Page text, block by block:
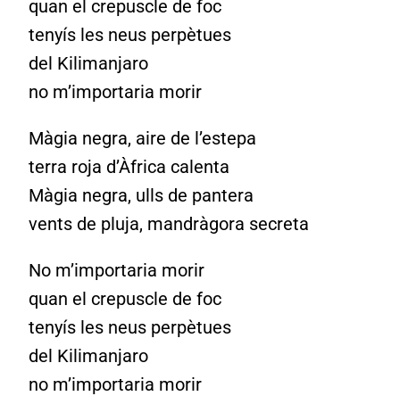
quan el crepuscle de foc
tenyís les neus perpètues
del Kilimanjaro
no m’importaria morir
Màgia negra, aire de l’estepa
terra roja d’Àfrica calenta
Màgia negra, ulls de pantera
vents de pluja, mandràgora secreta
No m’importaria morir
quan el crepuscle de foc
tenyís les neus perpètues
del Kilimanjaro
no m’importaria morir